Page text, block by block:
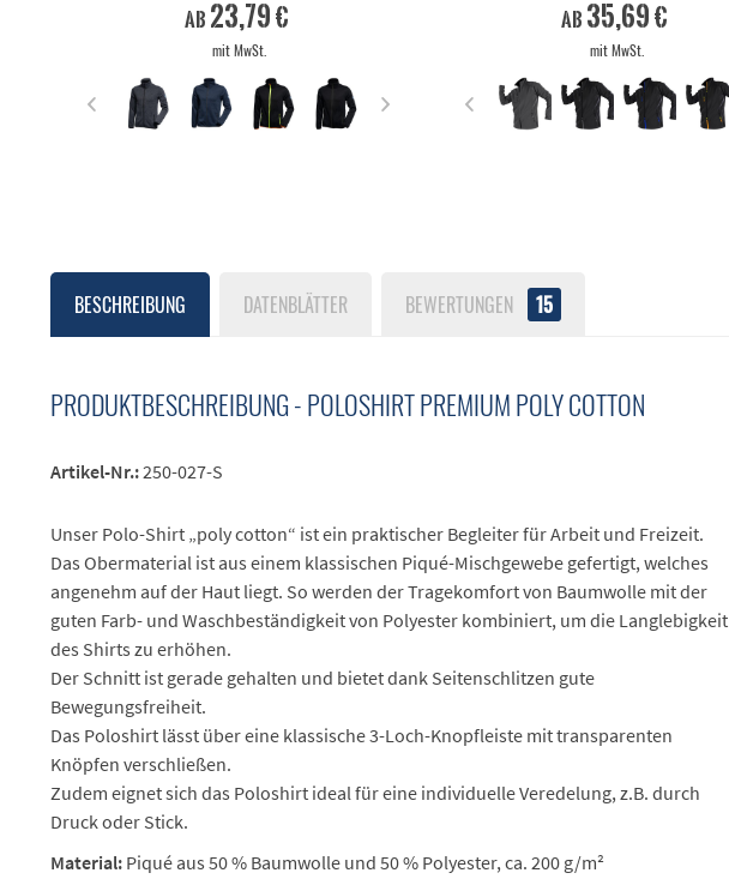
ab 23,79 €
mit MwSt.
ab 35,69 €
mit MwSt.
BESCHREIBUNG DATENBLÄTTER BEWERTUNGEN 15
PRODUKTBESCHREIBUNG - POLOSHIRT PREMIUM POLY COTTON
Artikel-Nr.:250-027-S
Unser Polo-Shirt „poly cotton“ ist ein praktischer Begleiter für Arbeit und Freizeit.
Das Obermaterial ist aus einem klassischen Piqué-Mischgewebe gefertigt, welches
angenehm auf der Haut liegt. So werden der Tragekomfort von Baumwolle mit der
guten Farb- und Waschbeständigkeit von Polyester kombiniert, um die Langlebigkeit
des Shirts zu erhöhen.
Der Schnitt ist gerade gehalten und bietet dank Seitenschlitzen gute
Bewegungsfreiheit.
Das Poloshirt lässt über eine klassische 3-Loch-Knopfleiste mit transparenten
Knöpfen verschließen.
Zudem eignet sich das Poloshirt ideal für eine individuelle Veredelung, z.B. durch
Druck oder Stick.
Material: Piqué aus 50 % Baumwolle und 50 % Polyester, ca. 200 g/m²